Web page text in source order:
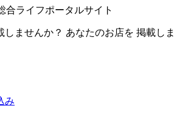
合ライフポータルサイト
しませんか？ あなたのお店を 掲載しま
み